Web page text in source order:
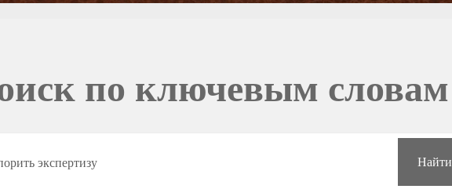
по ключевым словам
Найти